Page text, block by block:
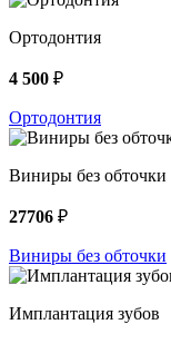
Ортодонтия
4 500 ₽
Ортодонтия
Виниры без обточки
27706 ₽
Виниры без обточки
Имплантация зубов